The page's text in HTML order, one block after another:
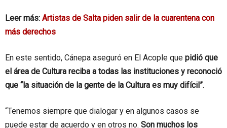
Leer más: Artistas de Salta piden salir de la cuarentena con
más derechos
En este sentido, Cánepa aseguró en El Acople que pidió que
el área de Cultura reciba a todas las instituciones y reconoció
que “la situación de la gente de la Cultura es muy difícil”.
“Tenemos siempre que dialogar y en algunos casos se
puede estar de acuerdo y en otros no. Son muchos los